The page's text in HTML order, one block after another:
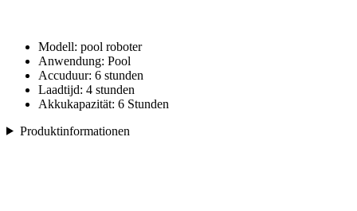
Modell: pool roboter
Anwendung: Pool
Accuduur: 6 stunden
Laadtijd: 4 stunden
Akkukapazität: 6 Stunden
Produktinformationen